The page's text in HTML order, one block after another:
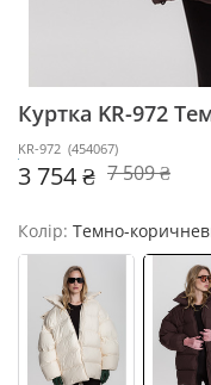
Куртка KR-972
KR-972 (454067)
3 754 ₴ 7 509 ₴
Колір: Темно-